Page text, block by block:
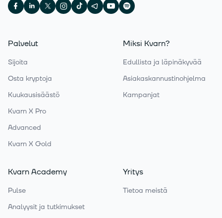
Palvelut
Sijoita
Osta kryptoja
Kuukausisäästö
Kvarn X Pro
Advanced
Kvarn X Gold
Miksi Kvarn?
Edullista ja läpinäkyvää
Asiakaskannustinohjelma
Kampanjat
Kvarn Academy
Pulse
Analyysit ja tutkimukset
Yritys
Tietoa meistä